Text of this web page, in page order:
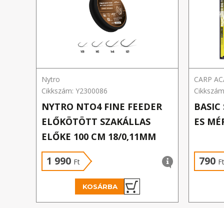
Nytro
Cikkszám: Y2300086
NYTRO NTO4 FINE FEEDER
ELŐKÖTÖTT SZAKÁLLAS
ELŐKE 100 CM 18/0,11MM
1 990 Ft
KOSÁRBA
CARP
ES
790 Ft